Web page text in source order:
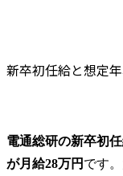
新卒初任給と想定
電通総研の新卒初
が月給28万円 です